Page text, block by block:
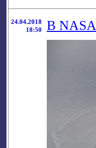
24.04.2018
18:50
В NASA